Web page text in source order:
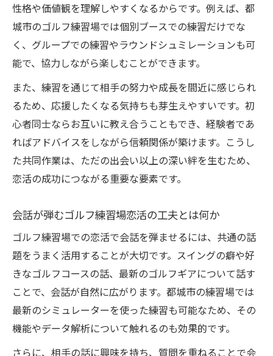
性格や価値観を理解しやすくなるからです。例えば、都
城市のゴルフ練習場では個別ブースでの練習だけでな
く、グループでの練習やラウンドシュミレーションも可
能で、協力しながら楽しむことができます。
また、練習を通じて相手の努力や成長を間近に感じられ
るため、応援したくなる気持ちも芽生えやすいです。初
心者同士ならお互いに教え合うこともでき、経験者であ
ればアドバイスをしながら信頼関係が築けます。こうし
た共同作業は、ただの出会い以上の深い絆を生むため、
恋活の成功につながる重要な要素です。
会話が弾むゴルフ練習場恋活の工夫とは何か
ゴルフ練習場での恋活で会話を弾ませるには、共通の話
題をうまく活用することが大切です。スイングの癖や好
きなゴルフコースの話、最新のゴルフギアについて話す
ことで、会話が自然に広がります。都城市の練習場では
最新のシミュレーターを使った練習も可能なため、その
機能やデータ解析について触れるのも効果的です。